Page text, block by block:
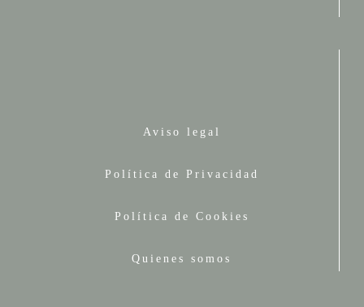
Aviso legal
Política de Privacidad
Política de Cookies
Quienes somos